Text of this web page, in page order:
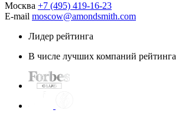
Москва +7 (495) 419-16-23
E-mail moscow@amondsmith.com
Лидер рейтинга
В числе лучших компаний рейтинга